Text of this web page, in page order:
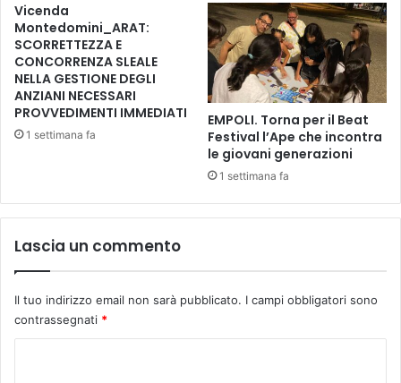
c
h
i
”
d
i
F
c
h
c
o
i
n
o
m
i
v
t
o
r
Vicenda
Montedomini_ARAT:
SCORRETTEZZA E
CONCORRENZA SLEALE
NELLA GESTIONE DEGLI
ANZIANI NECESSARI
PROVVEDIMENTI IMMEDIATI
1 settimana fa
EMPOLI. Torna per il Beat
Festival l’Ape che incontra
le giovani generazioni
1 settimana fa
Lascia un commento
Il tuo indirizzo email non sarà pubblicato. I campi obbligatori sono
contrassegnati *